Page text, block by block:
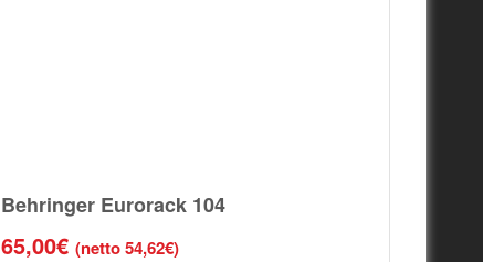
Behringer Eurorack 104
65,00€ (netto54,62€)